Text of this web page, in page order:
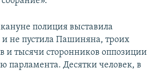
полиция выставила
не пустила Пашиняна, троих
и тысячи сторонников оппозиции
парламента. Десятки человек, в